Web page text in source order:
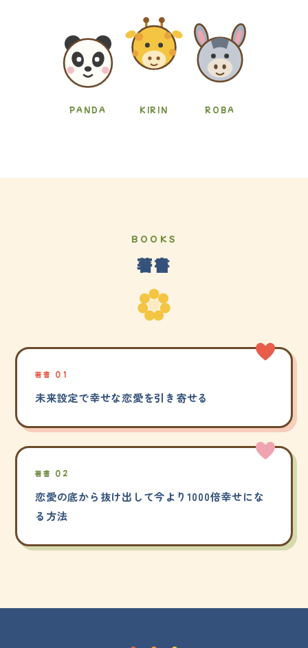
PANDA KIRIN ROBA
BOOKS
著書
著書 01
未来設定で幸せな恋愛を引き寄せる
著書 02
恋愛の底から抜け出して今より1000倍幸せにな
る方法